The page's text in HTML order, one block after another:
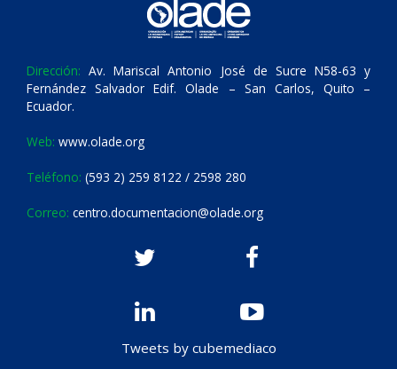
Dirección: Av. Mariscal Antonio José de Sucre N58-63 y
Fernández Salvador Edif. Olade – San Carlos, Quito –
Ecuador.
Web: www.olade.org
Teléfono: (593 2) 259 8122 / 2598 280
Correo: centro.documentacion@olade.org
Tweets by cubemediaco